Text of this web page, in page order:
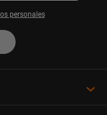
personales